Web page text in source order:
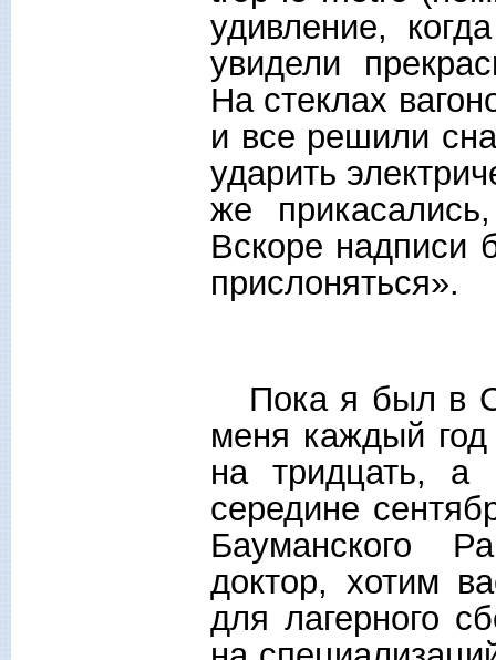
удивление,
увидели
На стеклах
и все решили
ударить
же
Вскоре надписи
прислоняться».
Пока я был в
меня каждый
на тридцать,
середине
Бауманского
доктор, хотим
для лагерного